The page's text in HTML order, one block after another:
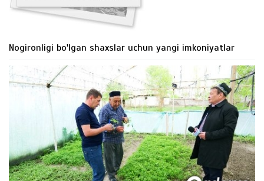
Nogironligi bo'lgan shaxslar uchun yangi imkoniyatlar